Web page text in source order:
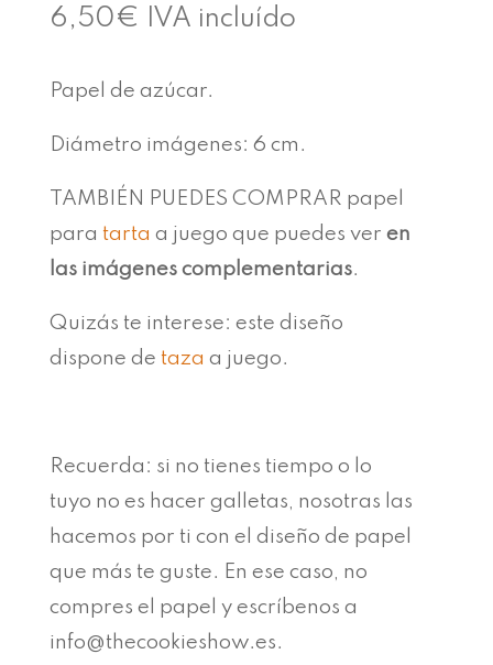
6,50€ IVA incluído
Papel de azúcar.
Diámetro imágenes: 6 cm.
TAMBIÉN PUEDES COMPRAR papel
para tarta a juego que puedes ver en
las imágenes complementarias.
Quizás te interese: este diseño
dispone de taza a juego.
Recuerda: si no tienes tiempo o lo
tuyo no es hacer galletas, nosotras las
hacemos por ti con el diseño de papel
que más te guste. En ese caso, no
compres el papel y escríbenos a
info@thecookieshow.es.